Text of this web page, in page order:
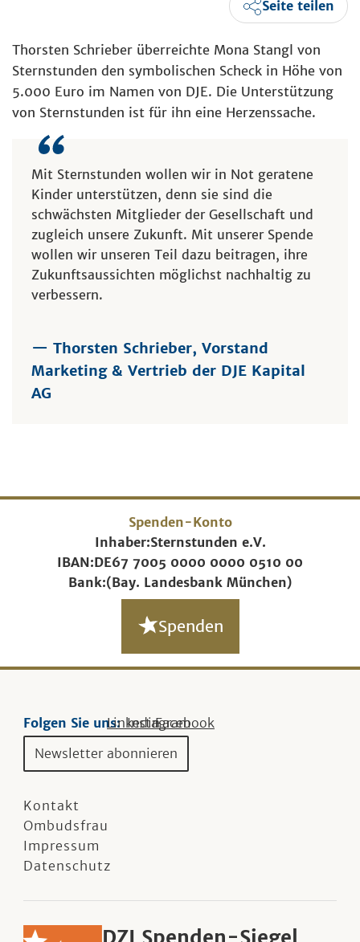
Seite teilen
Thorsten Schrieber überreichte Mona Stangl von
Sternstunden den symbolischen Scheck in Höhe von
5.000 Euro im Namen von DJE. Die Unterstützung
von Sternstunden ist für ihn eine Herzenssache.
Mit Sternstunden wollen wir in Not geratene
Kinder unterstützen, denn sie sind die
schwächsten Mitglieder der Gesellschaft und
zugleich unsere Zukunft. Mit unserer Spende
wollen wir unseren Teil dazu beitragen, ihre
Zukunftsaussichten möglichst nachhaltig zu
verbessern.
— Thorsten Schrieber, Vorstand
Marketing & Vertrieb der DJE Kapital
AG
Spenden-Konto
Inhaber:Sternstunden e.V.
IBAN:DE67 7005 0000 0000 0510 00
Bank:(Bay. Landesbank München)
Spenden
Folgen Sie uns:Linkedin
Instagram
Facebook
Newsletter abonnieren
Kontakt
Ombudsfrau
Impressum
Datenschutz